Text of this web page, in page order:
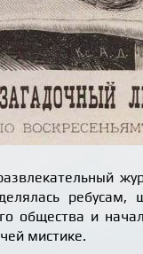
ребусам,
общества и
мистике.